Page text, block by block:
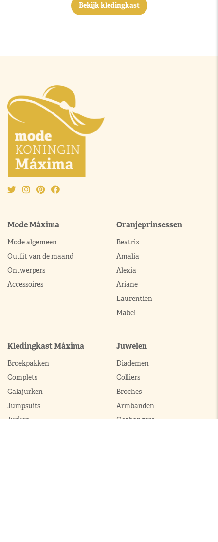
Bekijk kledingkast
Mode Máxima
Mode algemeen
Outfit van de maand
Ontwerpers
Accessoires
Oranjeprinsessen
Beatrix
Amalia
Alexia
Ariane
Laurentien
Mabel
Kledingkast Máxima
Broekpakken
Complets
Galajurken
Jumpsuits
Jurken
Juwelen
Diademen
Colliers
Broches
Armbanden
Oorhangers